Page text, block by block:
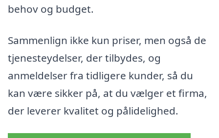
behov og budget.
Sammenlign ikke kun priser, men også de
tjenesteydelser, der tilbydes, og
anmeldelser fra tidligere kunder, så du
kan være sikker på, at du vælger et firma,
der leverer kvalitet og pålidelighed.